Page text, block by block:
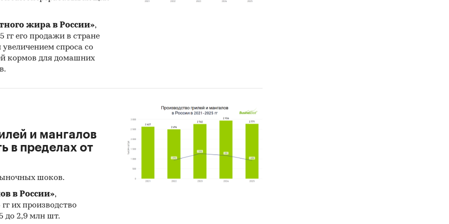
жира в России»,
гг его продажи в стране
спроса со
кормов для домашних
и мангалов
в пределах от
шоков.
в России»,
их производство
до 2,9 млн шт.